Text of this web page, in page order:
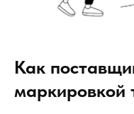
Как
маркировкой